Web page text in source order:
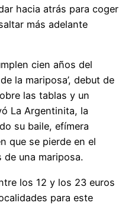
hacia atrás para coger
más adelante
cien años del
la mariposa’, debut de
las tablas y un
La Argentinita, la
su baile, efímera
que se pierde en el
de una mariposa.
los 12 y los 23 euros
para este